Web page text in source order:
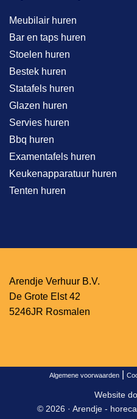
Meubilair huren
Bar en taps huren
Stoelen huren
Bestek huren
Statafels huren
Glazen huren
Servies huren
Bbq huren
Examentafels huren
Keukenapparatuur huren
Tenten huren
Arendje Verhuur B.V.
De Grote Elst 42
5246JR Rosmalen
Algemene voorwaarden
Website
© 2026 · Arendje -